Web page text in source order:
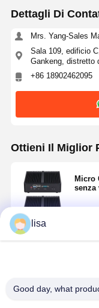
Dettagli Di
Mrs. Yang-Sales
Sala 109, edificio
Gankeng, distretto
+86 18902462095
Ottieni Il Miglior
Micro
senza
lisa
Good day, what